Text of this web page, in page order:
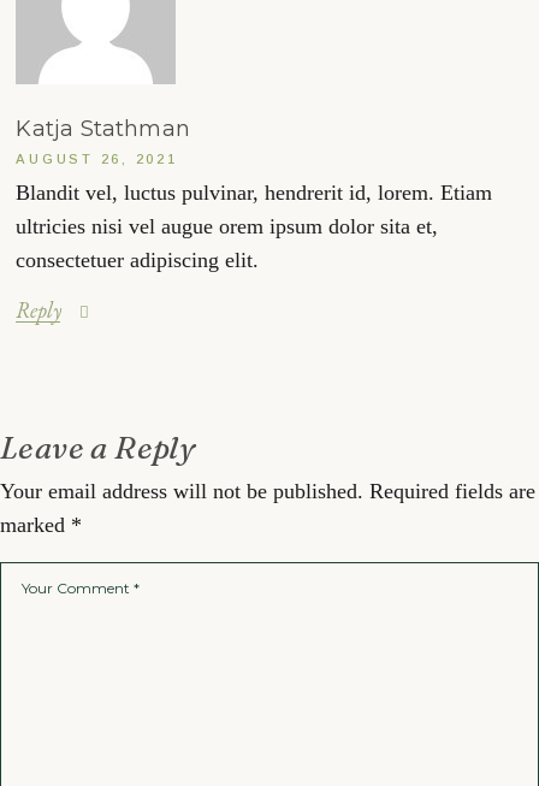
Katja Stathman
AUGUST 26, 2021
Blandit vel, luctus pulvinar, hendrerit id, lorem. Etiam
ultricies nisi vel augue orem ipsum dolor sita et,
consectetuer adipiscing elit.
Reply
Leave a Reply
Your email address will not be published. Required fields are
marked *